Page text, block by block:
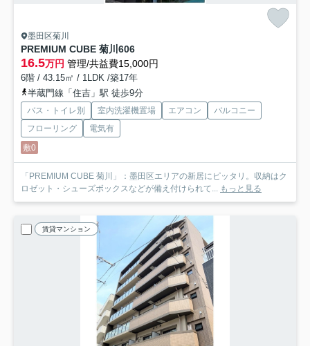
墨田区菊川
PREMIUM CUBE 菊川 606
16.5万円 管理/共益費15,000円
6階 / 43.15㎡ / 1LDK /築17年
半蔵門線「住吉」駅 徒歩9分
バス・トイレ別 室内洗濯機置場 エアコン
バルコニー
フローリング
電気有
敷0
「PREMIUM CUBE 菊川」：墨田区エリアの新居にピッタリ。収納はク
ロゼット・シューズボックスなどが備え付けられて... もっと見る
賃貸マンション